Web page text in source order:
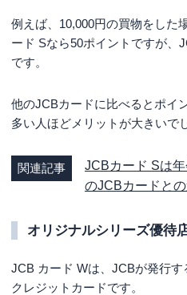
例えば、10,000円の買物をした
ード Sなら50ポイントですが、
です。
他のJCBカードに比べるとポイ
多い人ほどメリットが大きいで
関連記事
JCBカード Sは
のJCBカードと
オリジナルシリーズ優待
JCB カード Wは、JCBが発行
クレジットカードです。